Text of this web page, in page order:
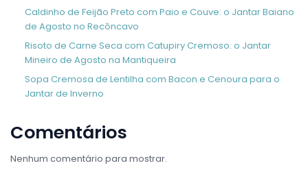
Caldinho de Feijão Preto com Paio e Couve: o Jantar Baiano
de Agosto no Recôncavo
Risoto de Carne Seca com Catupiry Cremoso: o Jantar
Mineiro de Agosto na Mantiqueira
Sopa Cremosa de Lentilha com Bacon e Cenoura para o
Jantar de Inverno
Comentários
Nenhum comentário para mostrar.